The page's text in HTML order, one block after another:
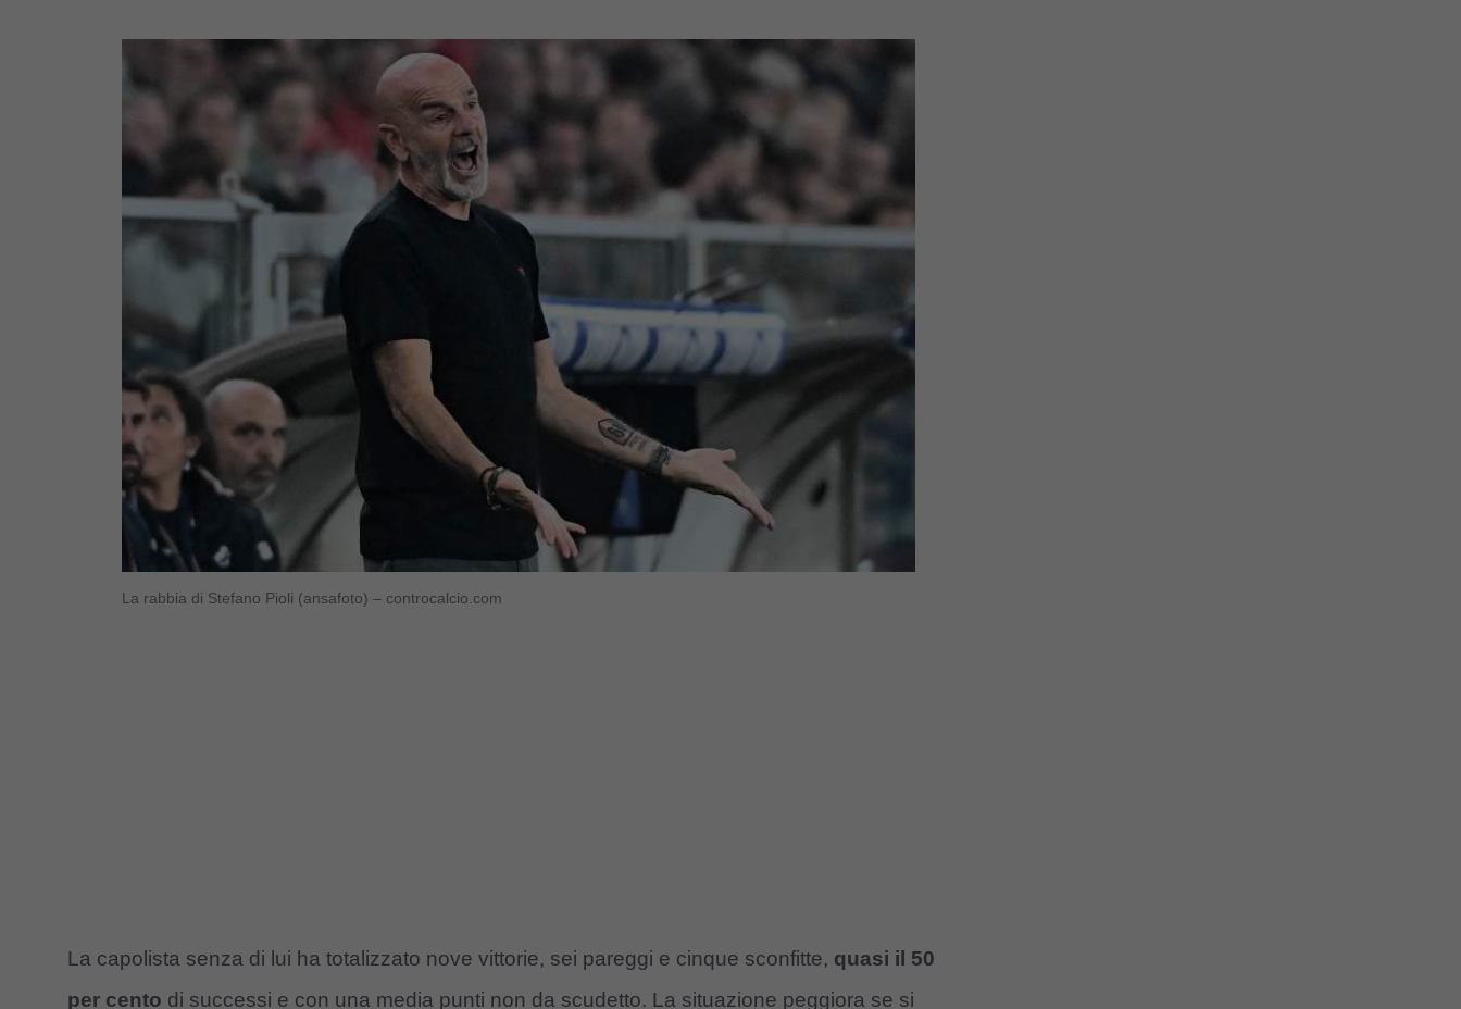
La rabbia di Stefano Pioli (ansafoto) – controcalcio.com
La capolista senza di lui ha totalizzato nove vittorie, sei pareggi e cinque sconfitte, quasi il 50
per cento di successi e con una media punti non da scudetto. La situazione peggiora se si